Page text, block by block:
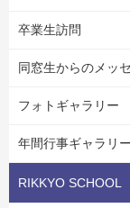
卒業生訪問
同窓生からのメッ
フォトギャラリー
年間行事ギャラリー
RIKKYO SCHOOL